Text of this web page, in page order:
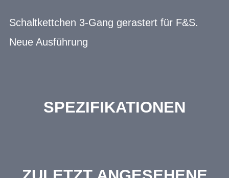
Schaltkettchen 3-Gang gerastert für F&S.
Neue Ausführung
SPEZIFIKATIONEN